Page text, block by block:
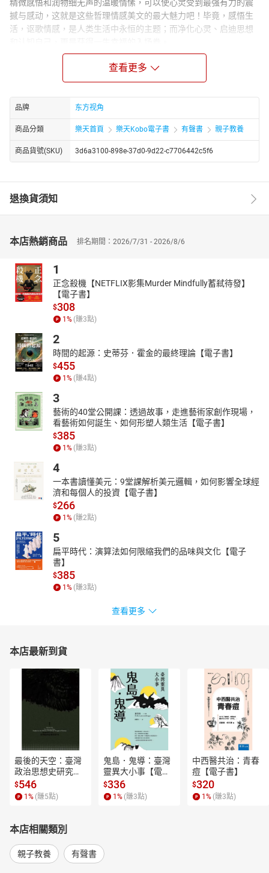
精微感悟和润物细无声的温暖情愫，可以使心灵受到最强有力的震
撼与感动，这就是这些哲理情感美文的最大魅力吧！毕竟，感悟生
活，讴歌情感，是人类生活中永恒的主题；而净化心灵、启迪思想
姜钦峰，20世纪70年代出生，江西南昌人。散文作品在诸多一线报
有二十余篇文章入选《2006中国初中生阅读年选》等书。作品多次
获奖。现为《读者》杂志签约作家。
查看更多
品牌 东方视角
商品分類 樂天首頁 樂天Kobo電子書 有聲書 親子教養
商品貨號(SKU) 3d6a3100-898e-37d0-9d22-c7706442c5f6
退換貨須知
本店熱銷商品 排名期間：2026/7/31 - 2026/8/6
1
正念殺機【NETFLIX影集Murder Mindfully蓄弒待發】
【電子書】
$308
1 % (賺3點)
2
時間的起源：史蒂芬．霍金的最終理論【電子書】
$455
1 % (賺4點)
3
藝術的40堂公開課：透過故事，走進藝術家創作現場，
看藝術如何誕生、如何形塑人類生活【電子書】
$385
1 % (賺3點)
4
一本書讀懂美元：9堂課解析美元邏輯，如何影響全球經
濟和每個人的投資【電子書】
$266
1 % (賺2點)
5
扁平時代：演算法如何限縮我們的品味與文化【電子
書】
$385
1 % (賺3點)
查看更多
本店最新到貨
最後的天空：臺灣
政治思想史研究
【電子書】
$546
1 % (賺5點)
鬼島．鬼導：臺灣
靈異大小事【電子
書】
$336
1 % (賺3點)
中西醫共治：青春
痘【電子書】
$320
1 % (賺3點)
本店相關類別
親子教養 有聲書